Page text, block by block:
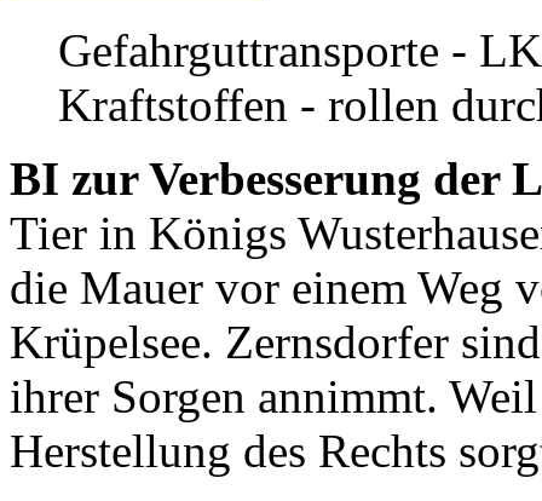
Gefahrguttransporte -
Kraftstoffen - rollen
BI zur Verbesserung der
Tier in Königs
die Mauer vor einem Weg
Krüpelsee. Zernsdorfer
ihrer Sorgen annimmt.
Herstellung des Rechts